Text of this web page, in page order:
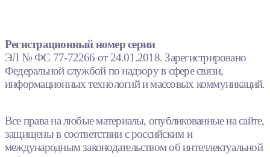
Регистрационный номер серии
ЭЛ № ФС 77-72266 от 24.01.2018. Зарегистрировано
Федеральной службой по надзору в сфере связи,
информационных технологий и массовых коммуникаций.
Все права на любые материалы, опубликованные на сайте,
защищены в соответствии с российским и
международным законодательством об интеллектуальной